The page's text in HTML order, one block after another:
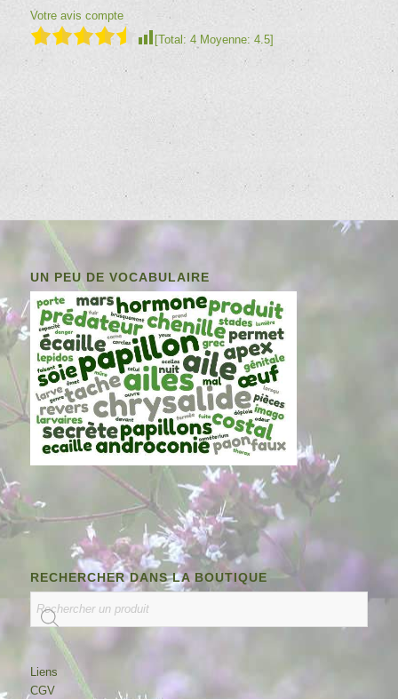
Votre avis compte
[Total: 4Moyenne: 4.5]
UN PEU DE VOCABULAIRE
RECHERCHER DANS LA BOUTIQUE
Liens
CGV